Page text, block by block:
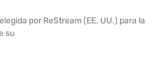
por ReStream (EE. UU.) para la
su